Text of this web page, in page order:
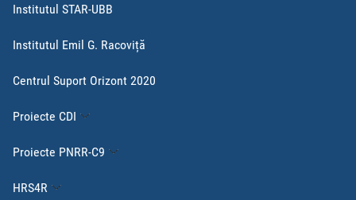
Institutul STAR-UBB
Institutul Emil G. Racoviță
Centrul Suport Orizont 2020
Proiecte CDI
Proiecte PNRR-C9
HRS4R